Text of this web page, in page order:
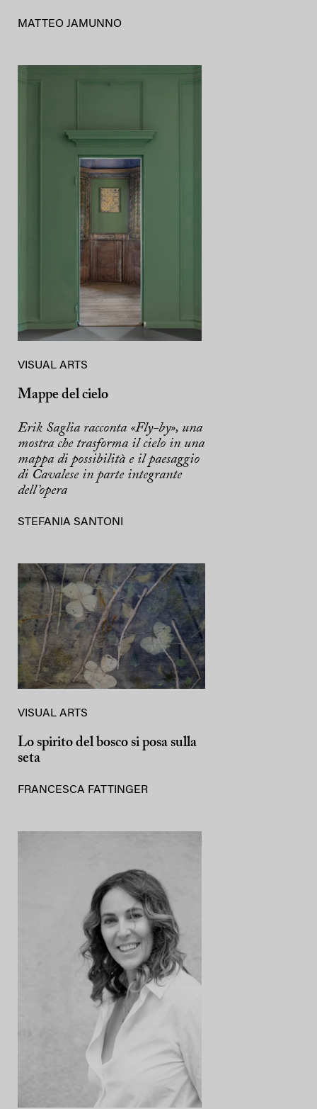
MATTEO JAMUNNO
VISUAL ARTS
Mappe del cielo
Erik Saglia racconta «Fly-by», una
mostra che trasforma il cielo in una
mappa di possibilità e il paesaggio
di Cavalese in parte integrante
dell’opera
STEFANIA SANTONI
VISUAL ARTS
Lo spirito del bosco si posa sulla
seta
FRANCESCA FATTINGER